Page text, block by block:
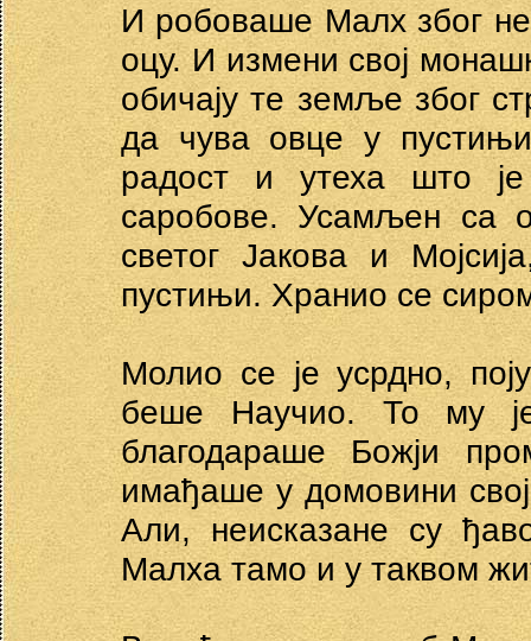
И робоваше Малх због
оцу. И измени свој
обичају те земље због
да чува овце у
радост и утеха што
саробове. Усамљен са
светог Јакова и
пустињи. Хранио се
Молио се је усрдно,
беше Научио. То му
благодараше Божји
имађаше у домовини
Али, неисказане су
Малха тамо и у таквом